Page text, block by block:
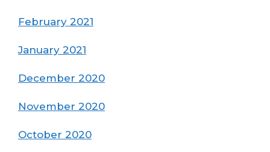
February 2021
January 2021
December 2020
November 2020
October 2020